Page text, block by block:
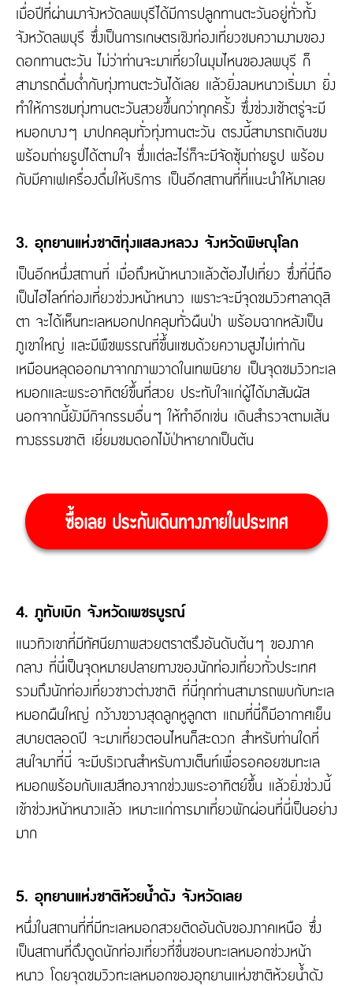
เมื่อปีที่ผ่านมาจังหวัดลพบุรีได้มีการปลูกทานตะวันอยู่ทั่วทั้ง
จังหวัดลพบุรี ซึ่งเป็นการเกษตรเชิงท่องเที่ยวชมความงามของ
ดอกทานตะวัน ไม่ว่าท่านจะมาเที่ยวในมุมไหนของลพบุรี ก็
สามารถดื่มด่ำกับทุ่งทานตะวันได้เลย แล้วยิ่งลมหนาวเริ่มมา ยิ่ง
ทำให้การชมทุ่งทานตะวันสวยขึ้นกว่าทุกครั้ง ซึ่งช่วงเช้าตรู่จะมี
หมอกบางๆ มาปกคลุมทั่วทุ่งทานตะวัน ตรงนี้สามารถเดินชม
พร้อมถ่ายรูปได้ตามใจ ซึ่งแต่ละไร่ก็จะมีจัดซุ้มถ่ายรูป พร้อม
กับมีคาเฟเครื่องดื่มให้บริการ เป็นอีกสถานที่ที่แนะนำให้มาเลย
3. อุทยานแห่งชาติทุ่งแสลงหลวง จังหวัดพิษณุโลก
เป็นอีกหนึ่งสถานที่ เมื่อถึงหน้าหนาวแล้วต้องไปเที่ยว ซึ่งที่นี่ถือ
เป็นไฮไลท์ท่องเที่ยวช่วงหน้าหนาว เพราะจะมีจุดชมวิวศาลาดุสิ
ตา จะได้เห็นทะเลหมอกปกคลุมทั่วผืนป่า พร้อมฉากหลังเป็น
ภูเขาใหญ่ และมีพืชพรรณที่ขึ้นแซมด้วยความสูงไม่เท่ากัน
เหมือนหลุดออกมาจากภาพวาดในเทพนิยาย เป็นจุดชมวิวทะเล
หมอกและพระอาทิตย์ขึ้นที่สวย ประทับใจแก่ผู้ได้มาสัมผัส
นอกจากนี้ยังมีกิจกรรมอื่นๆ ให้ทำอีกเช่น เดินสำรวจตามเส้น
ทางธรรมชาติ เยี่ยมชมดอกไม้ป่าหายากเป็นต้น
4. ภูทับเบิก จังหวัดเพชรบูรณ์
แนวทิวเขาที่มีทัศนียภาพสวยตราตรึงอันดับต้นๆ ของภาค
กลาง ที่นี่เป็นจุดหมายปลายทางของนักท่องเที่ยวทั่วประเทศ
รวมถึงนักท่องเที่ยวชาวต่างชาติ ที่นี่ทุกท่านสามารถพบกับทะเล
หมอกผืนใหญ่ กว้างขวางสุดลูกหูลูกตา แถมที่นี่ก็มีอากาศเย็น
สบายตลอดปี จะมาเที่ยวตอนไหนก็สะดวก สำหรับท่านใดที่
สนใจมาที่นี่ จะมีบริเวณสำหรับกางเต็นท์เพื่อรอคอยชมทะเล
หมอกพร้อมกับแสงสีทองจากช่วงพระอาทิตย์ขึ้น แล้วยิ่งช่วงนี้
เข้าช่วงหน้าหนาวแล้ว เหมาะแก่การมาเที่ยวพักผ่อนที่นี่เป็นอย่าง
มาก
5. อุทยานแห่งชาติห้วยน้ำดัง จังหวัดเลย
หนึ่งในสถานที่ที่มีทะเลหมอกสวยติดอันดับของภาคเหนือ ซึ่ง
เป็นสถานที่ดึงดูดนักท่องเที่ยวที่ชื่นชอบทะเลหมอกช่วงหน้า
หนาว โดยจุดชมวิวทะเลหมอกของอุทยานแห่งชาติห้วยน้ำดัง